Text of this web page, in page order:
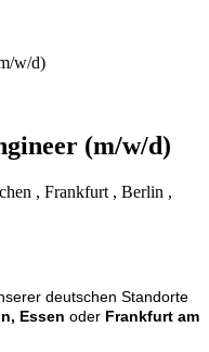
w/d)
(m/w/d)
, Frankfurt , Berlin ,
deutschen Standorte
Essen oder Frankfurt am